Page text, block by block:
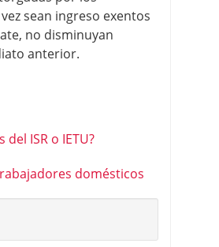
sean ingreso exentos
no disminuyan
anterior.
ISR o IETU?
domésticos